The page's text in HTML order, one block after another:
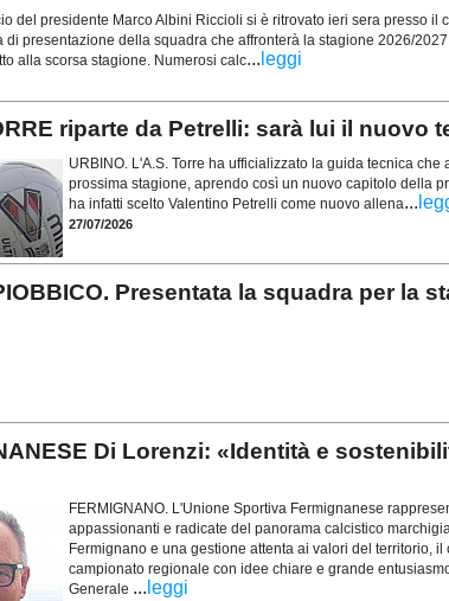
del presidente Marco Albini Riccioli si è ritrovato ieri sera presso il
di presentazione della squadra che affronterà la stagione 2026/
alla scorsa stagione. Numerosi calc... leggi
riparte da Petrelli: sarà lui il nuovo
URBINO. L'A.S. Torre ha ufficializzato la guida tecnica
prossima stagione, aprendo così un nuovo capitolo della
ha infatti scelto Valentino Petrelli come nuovo allena...
27/07/2026
Presentata la squadra per la
Di Lorenzi: «Identità e
FERMIGNANO. L'Unione Sportiva Fermignanese
appassionanti e radicate del panorama calcistico
Fermignano e una gestione attenta ai valori del territorio, il
campionato regionale con idee chiare e grande
Generale ... leggi